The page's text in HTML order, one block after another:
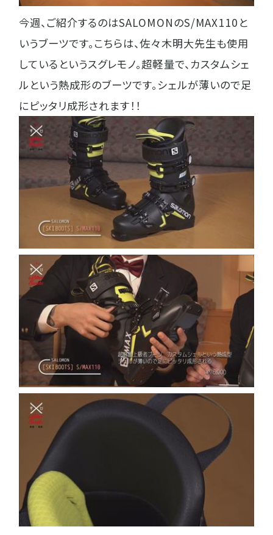
今週、ご紹介するのはSALOMONのS/MAX110と
いうブーツです。こちらは、佐々木明大先生も使用
しているというスグレモノ。超軽量で、カスタムシェ
ルという熱成形のブーツです。シェルが薄いので足
にピッタリ成形されます！！